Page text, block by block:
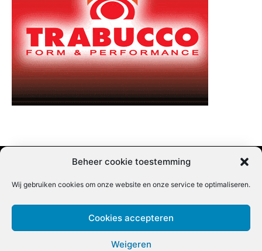
Beheer cookie toestemming
Wij gebruiken cookies om onze website en onze service te optimaliseren.
Cookies accepteren
Weigeren
Nieuwsbrief inschrijven | Partner content